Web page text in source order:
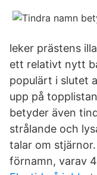
leker prästens
ett relativt nytt
populärt i slutet
upp på
betyder även
strålande och
talar om
förnamn, varav